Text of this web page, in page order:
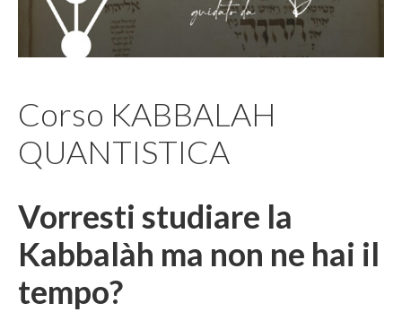
Corso KABBALAH
QUANTISTICA
Vorresti studiare la
Kabbalàh ma non ne hai il
tempo?